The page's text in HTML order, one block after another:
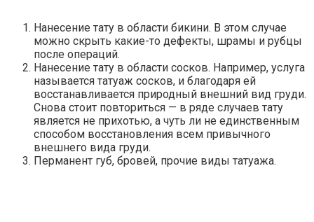
Нанесение тату в области бикини. В этом случае
можно скрыть какие-то дефекты, шрамы и рубцы
после операций.
Нанесение тату в области сосков. Например, услуга
называется татуаж сосков, и благодаря ей
восстанавливается природный внешний вид груди.
Снова стоит повториться — в ряде случаев тату
является не прихотью, а чуть ли не единственным
способом восстановления всем привычного
внешнего вида груди.
Перманент губ, бровей, прочие виды татуажа.